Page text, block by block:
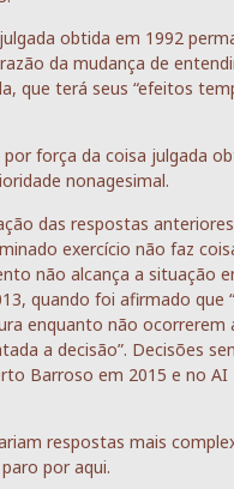
obtida em 1992
da mudança de
que terá seus “efeitos
força da coisa julgada
nonagesimal.
das respostas
exercício não faz
não alcança a situação
quando foi afirmado que
enquanto não ocorrerem
a decisão”. Decisões
Barroso em 2015 e no AI
respostas mais
por aqui.